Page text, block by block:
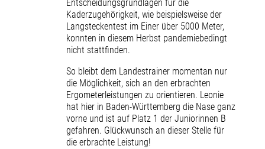
Entscheidungsgrundlagen für die
Kaderzugehörigkeit, wie beispielsweise der
Langsteckentest im Einer über 5000 Meter,
konnten in diesem Herbst pandemiebedingt
nicht stattfinden.
So bleibt dem Landestrainer momentan nur
die Möglichkeit, sich an den erbrachten
Ergometerleistungen zu orientieren. Leonie
hat hier in Baden-Württemberg die Nase ganz
vorne und ist auf Platz 1 der Juniorinnen B
gefahren. Glückwunsch an dieser Stelle für
die erbrachte Leistung!